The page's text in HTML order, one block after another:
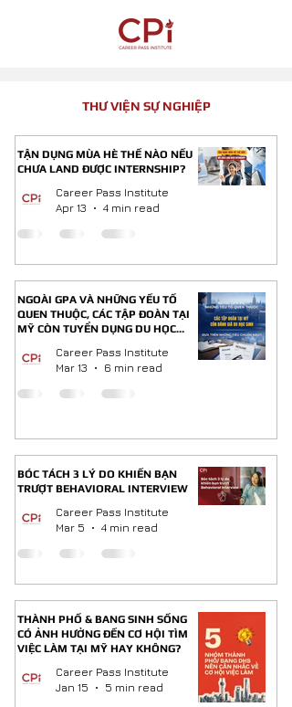
THƯ VIỆN SỰ NGHIỆP
TẬN DỤNG MÙA HÈ THẾ NÀO NẾU
CHƯA LAND ĐƯỢC INTERNSHIP?
Career Pass Institute
Apr 13
4 min read
NGOÀI GPA VÀ NHỮNG YẾU TỐ
QUEN THUỘC, CÁC TẬP ĐOÀN TẠI
MỸ CÒN TUYỂN DỤNG DU HỌC
CHUẨN NÀO?Career Pass Institute
Mar 13
6 min read
BÓC TÁCH 3 LÝ DO KHIẾN BẠN
TRƯỢT BEHAVIORAL INTERVIEW
Career Pass Institute
Mar 5
4 min read
THÀNH PHỐ & BANG SINH SỐNG
CÓ ẢNH HƯỞNG ĐẾN CƠ HỘI TÌM
VIỆC LÀM TẠI MỸ HAY KHÔNG?
Career Pass Institute
Jan 15
5 min read